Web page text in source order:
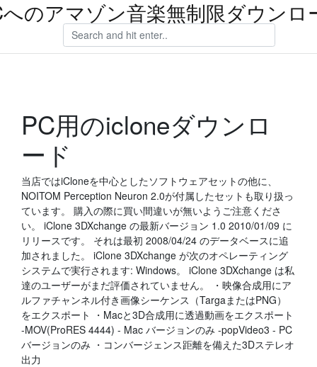
のアマゾン音楽無制限ダウンロ
PC用のicloneダウンロ
ード
当店ではiCloneを中心としたソフトウェアセットの他に、
NOITOM Perception Neuron 2.0が付属したセットも取り扱っ
ています。 購入の際に買い間違いが無いようご注意くださ
い。 iClone 3DXchange の最新バージョン 1.0 2010/01/09 に
リリースです。 それは最初 2008/04/24 のデータベースに追
加されました。 iClone 3DXchange が次のオペレーティング
システムで実行されます: Windows。 iClone 3DXchange は私
達のユーザーがまだ評価されていません。 ・映像合成用にア
ルファチャンネル付き画像シーケンス（TargaまたはPNG）
をエクスポート ・Macと3D合成用に透過動画をエクスポート
-MOV(ProRES 4444) - Mac バージョンのみ -popVideo3 - PC
バージョンのみ ・コンバージェンス距離を備えた3Dステレオ
出力